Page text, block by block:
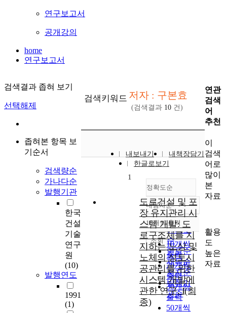
연구보고서
공개강의
home
연구보고서
검색결과 좁혀 보기
선택해제
좁혀본 항목 보
기순서
검색량순
가나다순
발행기관
한국
건설
기술
연구
원
(10)
발행연도
1991
(1)
검색키워드 저자 : 구본효
(검색결과 10 건)
내보내기
내책장담기
한글로보기
정확도순
정확도
순
인기도
순
연도순
제목순
저자순
발행기
관순
내림차순
내림차순
10개씩 출력
10개씩
출력
20개씩
출력
30개씩
출력
50개씩
조회
1
도로건설 및 포
장 유지관리 시
스템 개발: 도
로구조체를 지
지하는 노상 및
노체의 성토시
공관리를 위한
시스템 개발에
관한 연구, I(최
종)
연관
검색
어
추천
이
검색
어로
많이
본
자료
활용
도
높은
자료